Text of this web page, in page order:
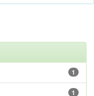
1
1